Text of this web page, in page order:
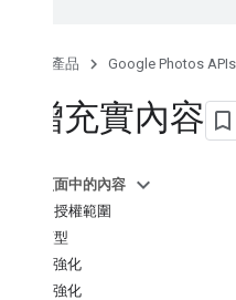
產品 Google Photos APIs
新增充實內容
這個頁面中的內容
必要的授權範圍
充實類型
文字強化
位置強化